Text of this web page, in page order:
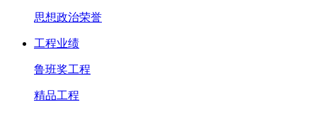
思想政治荣誉
工程业绩
鲁班奖工程
精品工程